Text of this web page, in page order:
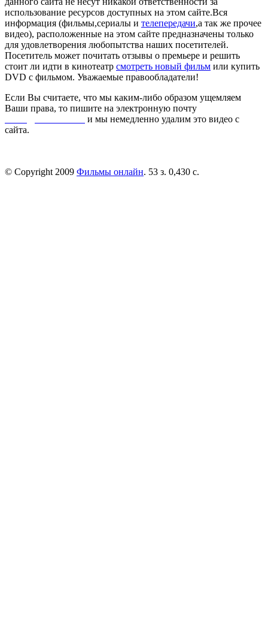
использование ресурсов доступных на этом сайте.Вся
информация (фильмы,сериалы и телепередачи,а так же прочее
видео), расположенные на этом сайте предназначены только
для удовлетворения любопытства наших посетителей.
Посетитель может почитать отзывы о премьере и решить
стоит ли идти в кинотеатр смотреть новый фильм или купить
DVD с фильмом. Уважаемые правообладатели!
Если Вы считаете, что мы каким-либо образом ущемляем
Ваши права, то пишите на электронную почту
и мы немедленно удалим это видео с
сайта.
© Copyright 2009 Фильмы онлайн. 53 з. 0,430 с.